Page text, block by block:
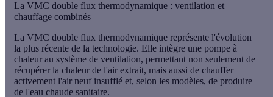
La VMC double flux thermodynamique : ventilation et
chauffage combinés
La VMC double flux thermodynamique représente l'évolution
la plus récente de la technologie. Elle intègre une pompe à
chaleur au système de ventilation, permettant non seulement de
récupérer la chaleur de l'air extrait, mais aussi de chauffer
activement l'air neuf insufflé et, selon les modèles, de produire
de l'eau chaude sanitaire.